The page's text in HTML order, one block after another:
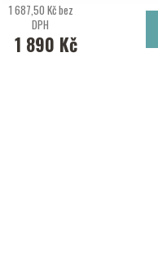
1 687,50 Kč bez
DPH
1 890 Kč